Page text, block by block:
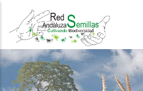
main
content